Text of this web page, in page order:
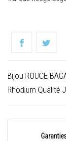
Bijou ROUGE
Rhodium Qualité